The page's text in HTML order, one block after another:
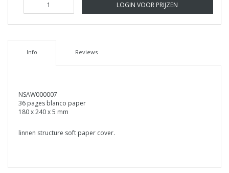
LOGIN VOOR PRIJZEN
Info Reviews
NSAW000007
36 pages blanco paper
180 x 240 x 5 mm
linnen structure soft paper cover.